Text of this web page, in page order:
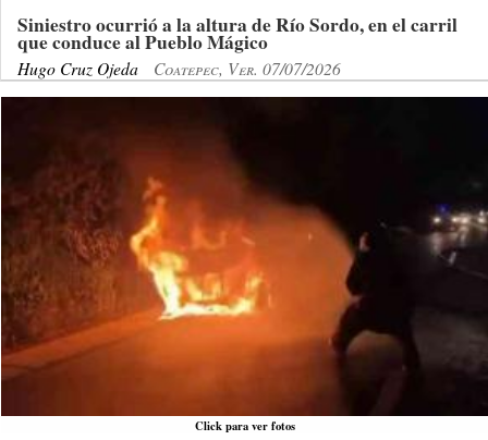
Siniestro ocurrió a la altura de Río Sordo, en el carril
que conduce al Pueblo Mágico
Hugo Cruz Ojeda Coatepec, Ver. 07/07/2026
Click para ver fotos